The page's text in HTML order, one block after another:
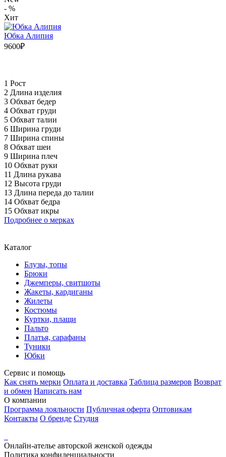
- %
Хит
Юбка Алипия
9600₽
1 Рост
2 Длина изделия
3 Обхват бедер
4 Обхват груди
5 Обхват талии
6 Ширина груди
7 Ширина спины
8 Обхват шеи
9 Ширина плеч
10 Обхват руки
11 Длина рукава
12 Высота груди
13 Длина переда до талии
14 Обхват бедра
15 Обхват икры
Подробнее о мерках
Каталог
Блузы, топы
Брюки
Джемперы, свитшоты
Жакеты, кардиганы
Жилеты
Костюмы
Куртки, плащи
Пальто
Платья, сарафаны
Туники
Юбки
Сервис и помощь
Как снять мерки Оплата и доставка Таблица размеров Возврат
и обмен Написать нам
О компании
Программа лояльности Публичная оферта Оптовикам
Контакты О бренде Студия
Онлайн-ателье авторской женской одежды
Политика конфиденциальности